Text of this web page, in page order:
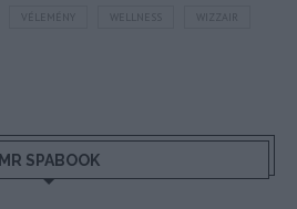
WIZZAIR
MR SPABOOK